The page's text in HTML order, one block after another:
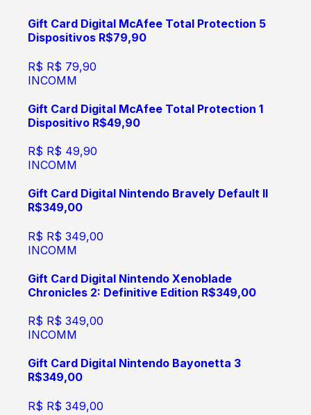
Gift Card Digital McAfee Total Protection 5
Dispositivos R$79,90
R$ R$ 79,90
INCOMM
Gift Card Digital McAfee Total Protection 1
Dispositivo R$49,90
R$ R$ 49,90
INCOMM
Gift Card Digital Nintendo Bravely Default II
R$349,00
R$ R$ 349,00
INCOMM
Gift Card Digital Nintendo Xenoblade
Chronicles 2: Definitive Edition R$349,00
R$ R$ 349,00
INCOMM
Gift Card Digital Nintendo Bayonetta 3
R$349,00
R$ R$ 349,00